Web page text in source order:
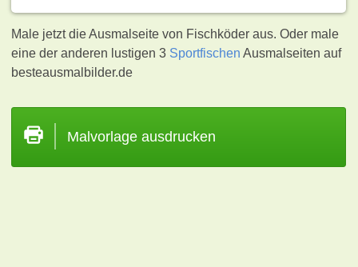
Male jetzt die Ausmalseite von Fischköder aus. Oder male
eine der anderen lustigen 3 Sportfischen Ausmalseiten auf
besteausmalbilder.de
Malvorlage ausdrucken